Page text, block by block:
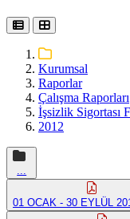
Kurumsal
Raporlar
Çalışma Raporları
İşsizlik Sigortası
2012
01 OCAK - 30 EYLÜL